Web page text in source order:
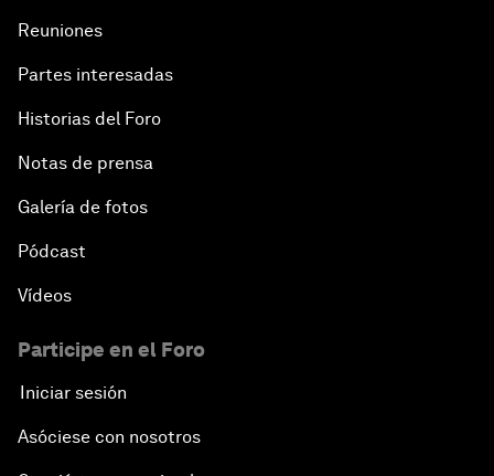
Reuniones
Partes interesadas
Historias del Foro
Notas de prensa
Galería de fotos
Pódcast
Vídeos
Participe en el Foro
Iniciar sesión
Asóciese con nosotros